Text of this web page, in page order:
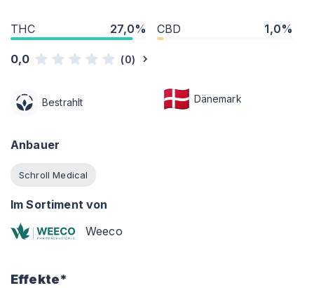
THC 27,0% CBD 1,0%
0,0 (0)
Bestrahlt Dänemark
Anbauer
Schroll Medical
Im Sortiment von
Weeco
Effekte*